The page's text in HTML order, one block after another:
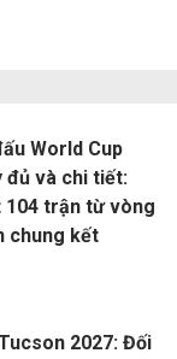
World Cup
đủ và chi tiết:
104 trận từ vòng
chung kết
2027: Đối